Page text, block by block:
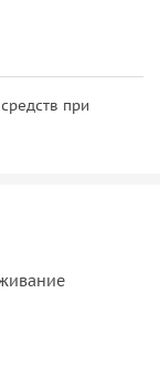
при